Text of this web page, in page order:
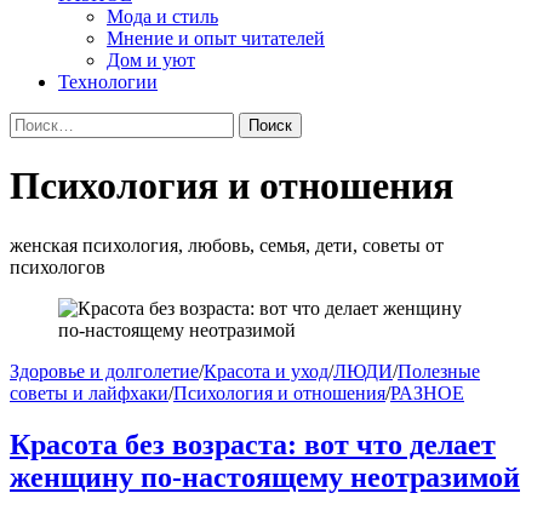
Мода и стиль
Мнение и опыт читателей
Дом и уют
Технологии
Найти:
Психология и отношения
женская психология, любовь, семья, дети, советы от
психологов
Здоровье и долголетие/Красота и уход/ЛЮДИ/Полезные
советы и лайфхаки/Психология и отношения/РАЗНОЕ
Красота без возраста: вот что делает
женщину по-настоящему неотразимой